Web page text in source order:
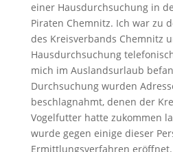
einer Hausdurchsuchung in
Piraten Chemnitz. Ich war zu
des Kreisverbands Chemnitz
Hausdurchsuchung
mich im Auslandsurlaub
Durchsuchung wurden
beschlagnahmt, denen der
Vogelfutter hatte zukommen
wurde gegen einige dieser
Ermittlungsverfahren